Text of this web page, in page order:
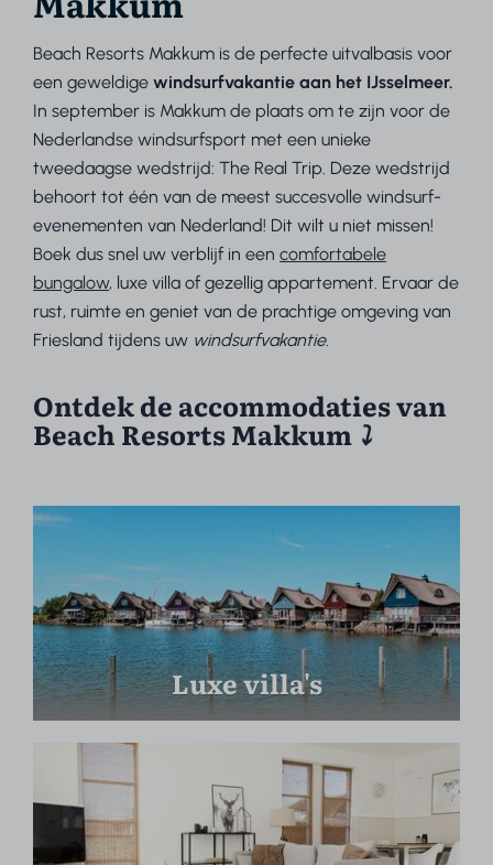
Beach Resorts Makkum is de perfecte uitvalbasis voor
een geweldigewindsurfvakantie aan het IJsselmeer.
In september is Makkum de plaats om te zijn voor de
Nederlandse windsurfsport met een unieke
tweedaagse wedstrijd: The Real Trip. Deze wedstrijd
behoort tot één van de meest succesvolle windsurf-
evenementen van Nederland! Dit wilt u niet missen!
Boek dus snel uw verblijf in eencomfortabele
bungalow, luxe villa of gezellig appartement. Ervaar de
rust, ruimte en geniet van de prachtige omgeving van
Friesland tijdens uw windsurfvakantie.
Ontdek de accommodaties van
Beach Resorts Makkum ⤵︎
Luxe villa's